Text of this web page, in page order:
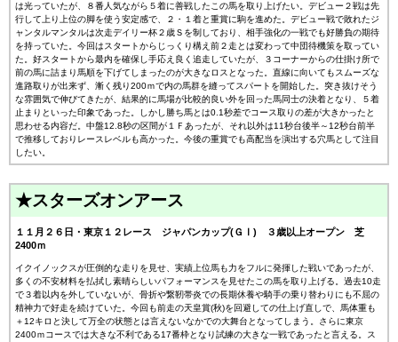
は光っていたが、８番人気ながら５着に善戦したこの馬を取り上げたい。デビュー２戦は先
行して上り上位の脚を使う安定感で、２・１着と重賞に駒を進めた。デビュー戦で敗れたジ
ャンタルマンタルは次走デイリー杯２歳Ｓを制しており、相手強化の一戦でも好勝負の期待
を持っていた。今回はスタートからじっくり構え前２走とは変わって中団待機策を取ってい
た。好スタートから最内を確保し手応え良く追走していたが、３コーナーからの仕掛け所で
前の馬に詰まり馬順を下げてしまったのが大きなロスとなった。直線に向いてもスムーズな
進路取りが出来ず、漸く残り200ｍで内の馬群を縫ってスパートを開始した。突き抜けそう
な雰囲気で伸びてきたが、結果的に馬場が比較的良い外を回った馬同士の決着となり、５着
止まりといった印象であった。しかし勝ち馬とは0.1秒差でコース取りの差が大きかったと
思わせる内容だ。中盤12.8秒の区間が１Ｆあったが、それ以外は11秒台後半～12秒台前半
で推移しておりレースレベルも高かった。今後の重賞でも高配当を演出する穴馬として注目
したい。
★スターズオンアース
１１月２６日・東京１２レース ジャパンカップ(ＧⅠ) ３歳以上オープン 芝
2400ｍ
イクイノックスが圧倒的な走りを見せ、実績上位馬も力をフルに発揮した戦いであったが、
多くの不安材料を払拭し素晴らしいパフォーマンスを見せたこの馬を取り上げる。過去10走
で３着以内を外していないが、骨折や繋靭帯炎での長期休養や騎手の乗り替わりにも不屈の
精神力で好走を続けていた。今回も前走の天皇賞(秋)を回避しての仕上げ直しで、馬体重も
＋12キロと決して万全の状態とは言えないなかでの大舞台となってしまう。さらに東京
2400ｍコースでは大きな不利である17番枠となり試練の大きな一戦であったと言える。ス